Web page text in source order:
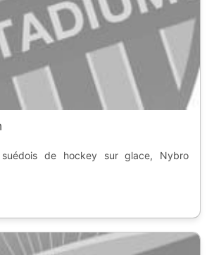
de hockey sur glace, Nybro